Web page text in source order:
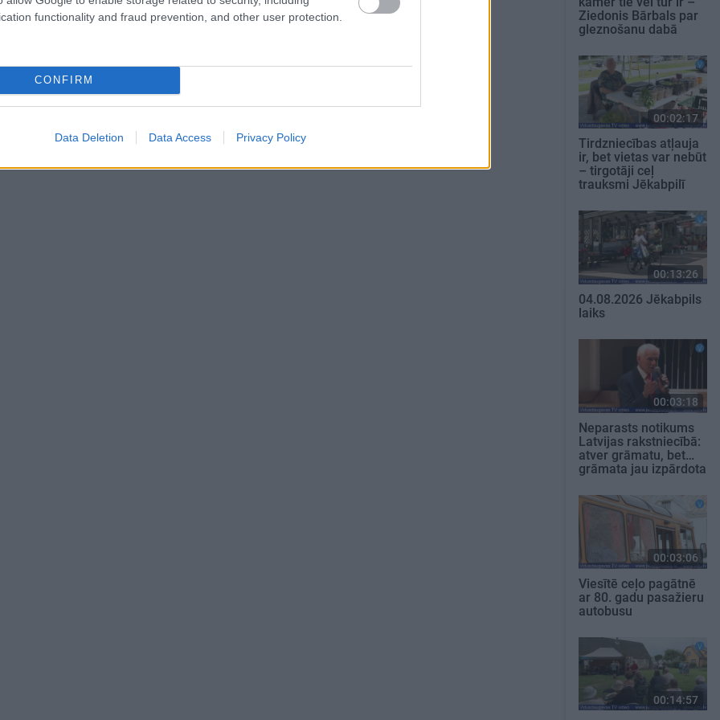
functionality and fraud prevention, and other user protection.
CONFIRM
Data Deletion Data Access Privacy Policy
Ziedonis Bārbals par
gleznošanu dabā
00:02:17
Tirdzniecības atļauja
ir, bet vietas var nebūt
– tirgotāji ceļ
trauksmi Jēkabpilī
00:13:26
04.08.2026 Jēkabpils
laiks
00:03:18
Neparasts notikums
Latvijas rakstniecībā:
atver grāmatu, bet…
grāmata jau izpārdota
00:03:06
Viesītē ceļo pagātnē
ar 80. gadu pasažieru
autobusu
00:14:57